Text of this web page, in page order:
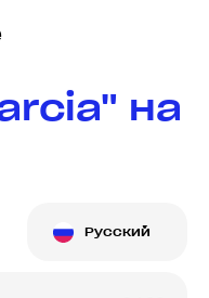
на
Русский